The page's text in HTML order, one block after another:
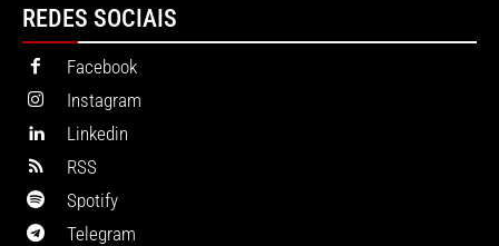
REDES SOCIAIS
Facebook
Instagram
Linkedin
RSS
Spotify
Telegram